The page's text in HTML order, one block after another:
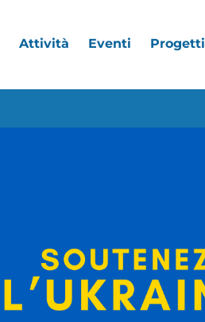
Attività Eventi Progetti